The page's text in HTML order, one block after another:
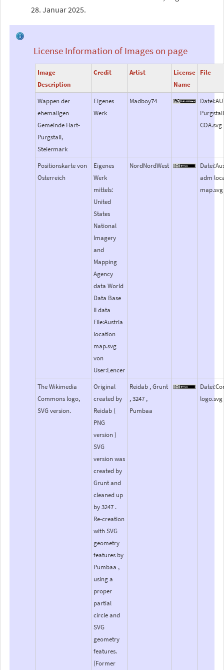
28. Januar 2025.
License Information of Images on page
Image
Description
Credit Artist
License
Name
File
Wappen der
ehemaligen
Gemeinde Hart-
Purgstall,
Steiermark
Eigenes
Werk
Madboy74
Purgstall
COA.svg
Positionskarte von
Österreich
Eigenes
Werk
mittels:
United
States
National
Imagery
and
Mapping
Agency
data World
Data Base
II data
File:Austria
location
map.svg
von
User:Lencer
NordNordWest
adm
map.svg
The Wikimedia
Commons logo,
SVG version.
Original
created by
Reidab (
PNG
version )
SVG
version was
created by
Grunt and
cleaned up
by 3247 .
Re-creation
with SVG
geometry
features by
Pumbaa ,
using a
proper
partial
circle and
SVG
geometry
features.
(Former
Reidab , Grunt
, 3247 ,
Pumbaa
logo.svg